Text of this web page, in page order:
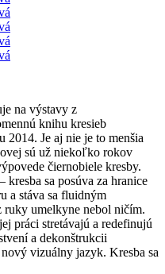
na výstavy z
knihu kresieb
Je aj nie je to menšia
sú už niekoľko rokov
čiernobiele kresby.
kresba sa posúva za hranice
a stáva sa fluidným
umelkyne nebol ničím.
práci stretávajú a redefinujú
a dekonštrukcii
vizuálny jazyk. Kresba sa